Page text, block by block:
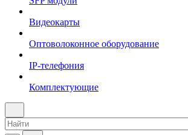
Видеокарты
Оптоволоконное оборудование
IP-телефония
Комплектующие